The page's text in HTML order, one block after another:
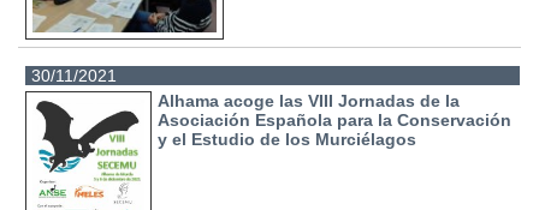
30/11/2021
Alhama acoge las VIII Jornadas de la
Asociación Española para la Conservación
y el Estudio de los Murciélagos